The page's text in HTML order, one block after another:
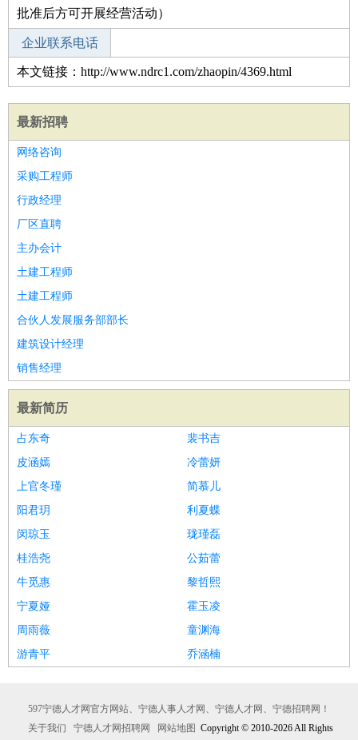
批准后方可开展经营活动）
企业联系电话
本文链接：http://www.ndrc1.com/zhaopin/4369.html
最新招聘
网络咨询
采购工程师
行政经理
厂区直聘
主办会计
土建工程师
土建工程师
合伙人发展服务部部长
建筑设计经理
销售经理
最新简历
占东奇
裴书吉
皮涵嫣
冷蕾妍
上官冬瑾
简慕儿
阳君玥
利夏蝶
闵琼玉
珑瑾磊
桂浩尧
公茹蕾
牛觅惠
黎哲熙
宁夏娅
霍玉凌
周雨薇
童渊海
游青平
乔涵楠
597宁德人才网官方网站、宁德人事人才网、宁德人才网、宁德招聘网！
关于我们
宁德人才网招聘网 网站地图 Copyright © 2010-2026 All Rights